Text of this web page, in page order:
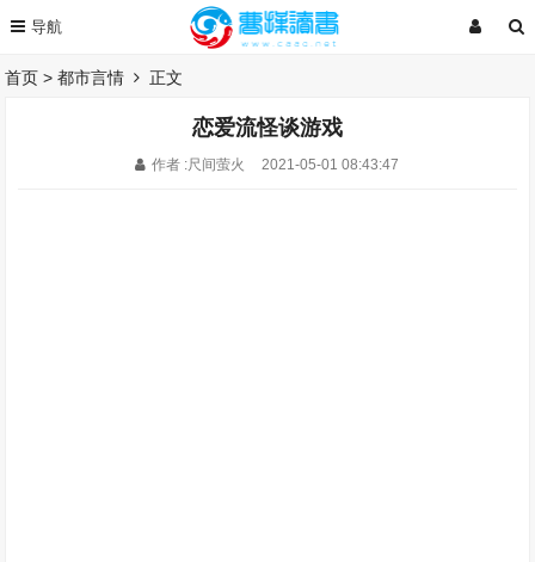
首页 >都市言情 正文
恋爱流怪谈游戏
作者 :尺间萤火 2021-05-01 08:43:47